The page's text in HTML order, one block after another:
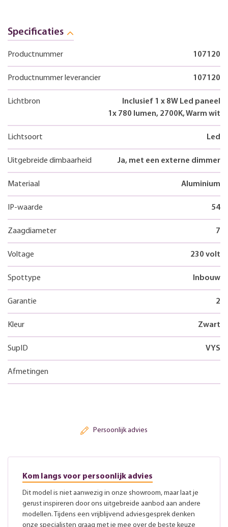
Specificaties
Productnummer 107120
Productnummer leverancier 107120
Lichtbron
Inclusief 1 x 8W Led paneel
1x 780 lumen, 2700K, Warm wit
Lichtsoort Led
Uitgebreide dimbaarheid Ja, met een externe dimmer
Materiaal Aluminium
IP-waarde 54
Zaagdiameter 7
Voltage 230 volt
Spottype Inbouw
Garantie 2
Kleur Zwart
SupID VYS
Afmetingen
Persoonlijk advies
Kom langs voor persoonlijk advies
Dit model is niet aanwezig in onze showroom, maar laat je
gerust inspireren door ons uitgebreide aanbod aan andere
modellen. Tijdens een vrijblijvend adviesgesprek denken
onze specialisten graag met je mee over de beste keuze